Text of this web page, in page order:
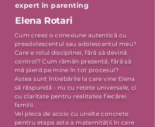
expert în parenting
Elena Rotari
Cum creez o conexiune autentică cu
preadolescentul sau adolescentul meu?
Care e rolul disciplinei, fără să devină
control? Cum rămân prezentă, fără să
mă pierd pe mine în tot procesul?
Astea sunt întrebările la care vine Elena
să răspundă - nu cu rețete universale, ci
cu claritate pentru realitatea fiecărei
familii.
Vei pleca de acolo cu unelte concrete
pentru etapa asta a maternității în care